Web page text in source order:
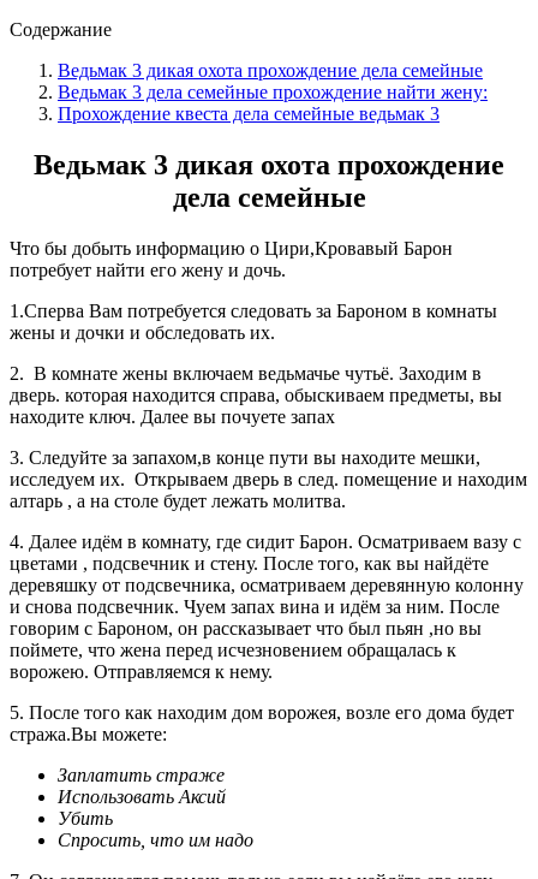
Содержание
Ведьмак 3 дикая охота прохождение дела семейные
Ведьмак 3 дела семейные прохождение найти жену:
Прохождение квеста дела семейные ведьмак 3
Ведьмак 3 дикая охота прохождение
дела семейные
Что бы добыть информацию о Цири,Кровавый Барон
потребует найти его жену и дочь.
1.Сперва Вам потребуется следовать за Бароном в комнаты
жены и дочки и обследовать их.
2. В комнате жены включаем ведьмачье чутьё. Заходим в
дверь. которая находится справа, обыскиваем предметы, вы
находите ключ. Далее вы почуете запах
3. Следуйте за запахом,в конце пути вы находите мешки,
исследуем их. Открываем дверь в след. помещение и находим
алтарь , а на столе будет лежать молитва.
4. Далее идём в комнату, где сидит Барон. Осматриваем вазу с
цветами , подсвечник и стену. После того, как вы найдёте
деревяшку от подсвечника, осматриваем деревянную колонну
и снова подсвечник. Чуем запах вина и идём за ним. После
говорим с Бароном, он рассказывает что был пьян ,но вы
поймете, что жена перед исчезновением обращалась к
ворожею. Отправляемся к нему.
5. После того как находим дом ворожея, возле его дома будет
стража.Вы можете:
Заплатить страже
Использовать Аксий
Убить
Спросить, что им надо